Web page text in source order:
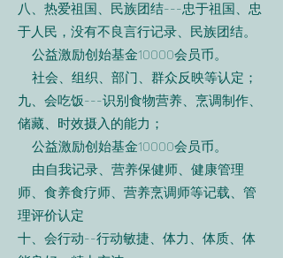
八、热爱祖国、民族团结---忠于祖国、忠
于人民，没有不良言行记录、民族团结。
公益激励创始基金10000会员币。
社会、组织、部门、群众反映等认定；
九、会吃饭---识别食物营养、烹调制作、
储藏、时效摄入的能力；
公益激励创始基金10000会员币。
由自我记录、营养保健师、健康管理
师、食养食疗师、营养烹调师等记载、管
理评价认定
十、会行动--行动敏捷、体力、体质、体